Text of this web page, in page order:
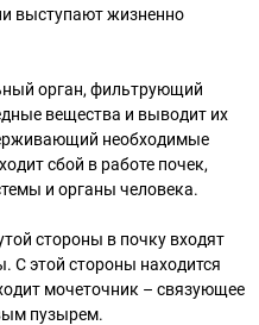
выступают жизненно
орган, фильтрующий
вещества и выводит их
необходимые
сбой в работе почек,
и органы человека.
стороны в почку входят
С этой стороны находится
мочеточник – связующее
пузырем.